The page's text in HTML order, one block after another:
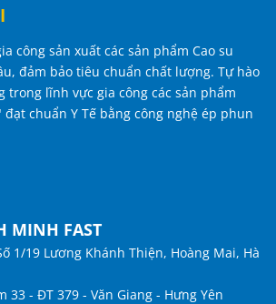
công sản xuất các sản phẩm Cao su
đảm bảo tiêu chuẩn chất lượng. Tự hào
trong lĩnh vực gia công các sản phẩm
chuẩn Y Tế bằng công nghệ ép phun
MINH FAST
1/19 Lương Khánh Thiện, Hoàng Mai, Hà
33 - ĐT 379 - Văn Giang - Hưng Yên